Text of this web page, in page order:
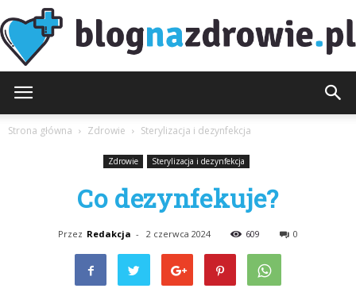
Strona główna Zdrowie Sterylizacja i dezynfekcja
Zdrowie Sterylizacja i dezynfekcja
Co dezynfekuje?
Przez Redakcja - 2 czerwca 2024 609 0